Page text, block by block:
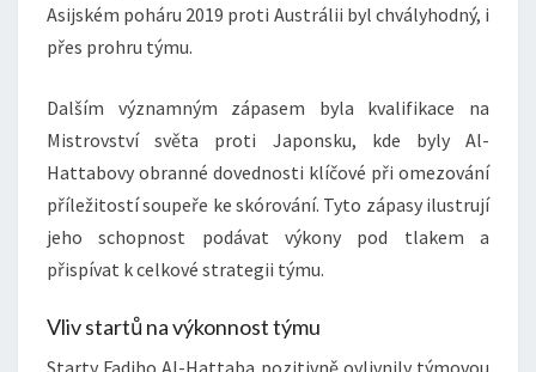
Asijském poháru 2019 proti Austrálii byl chvályhodný, i
přes prohru týmu.
Dalším významným zápasem byla kvalifikace na
Mistrovství světa proti Japonsku, kde byly Al-
Hattabovy obranné dovednosti klíčové při omezování
příležitostí soupeře ke skórování. Tyto zápasy ilustrují
jeho schopnost podávat výkony pod tlakem a
přispívat k celkové strategii týmu.
Vliv startů na výkonnost týmu
Starty Fadiho Al-Hattaba pozitivně ovlivnily týmovou